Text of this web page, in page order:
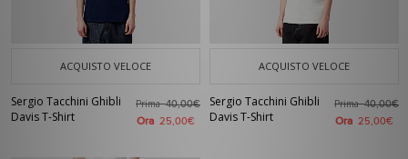
ACQUISTO VELOCE
Sergio Tacchini Ghibli
Davis T-Shirt
Prima40,00€
Ora 25,00€
ACQUISTO VELOCE
Sergio Tacchini Ghibli
Davis T-Shirt
Prima40,00€
Ora 25,00€